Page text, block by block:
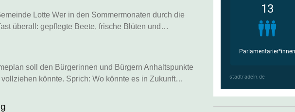
Lotte Wer in den Sommermonaten durch die
überall: gepflegte Beete, frische Blüten und…
soll den Bürgerinnen und Bürgern Anhaltspunkte
könnte. Sprich: Wo könnte es in Zukunft…